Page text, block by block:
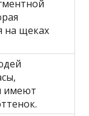
на щеках
имеют